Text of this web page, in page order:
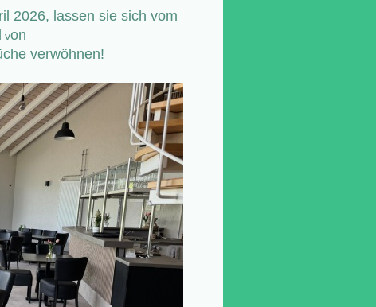
2026, lassen sie sich vom
von
verwöhnen!